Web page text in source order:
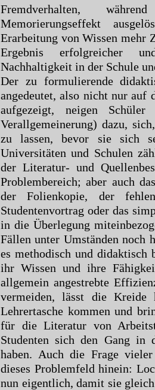
Fremdverhalten,
Memorierungseffekt
Erarbeitung von Wissen mehr
Ergebnis erfolgreicher
Nachhaltigkeit in der Schule
Der zu formulierende
angedeutet, also nicht nur auf
aufgezeigt, neigen
Verallgemeinerung) dazu,
zu lassen, bevor sie sich
Universitäten und Schulen
der Literatur- und
Problembereich; aber auch
der Folienkopie, der
Studentenvortrag oder das
in die Überlegung
Fällen unter Umständen
es methodisch und didaktisch
ihr Wissen und ihre
allgemein angestrebte
vermeiden, lässt die Kreide
Lehrertasche kommen und
für die Literatur von
Studenten sich den Gang in
haben. Auch die Frage
dieses Problemfeld hinein:
nun eigentlich, damit sie